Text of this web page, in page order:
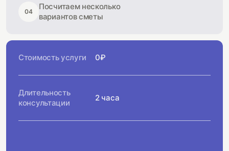
04
Посчитаем несколько
вариантов сметы
Стоимость услуги 0₽
Длительность
консультации
2 часа